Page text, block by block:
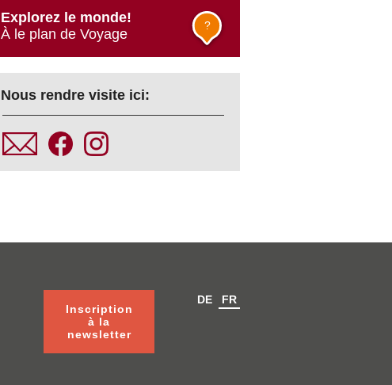
Explorez le monde!
À le plan de Voyage
?
Nous rendre visite ici:
Inscription
à la
newsletter
DE FR